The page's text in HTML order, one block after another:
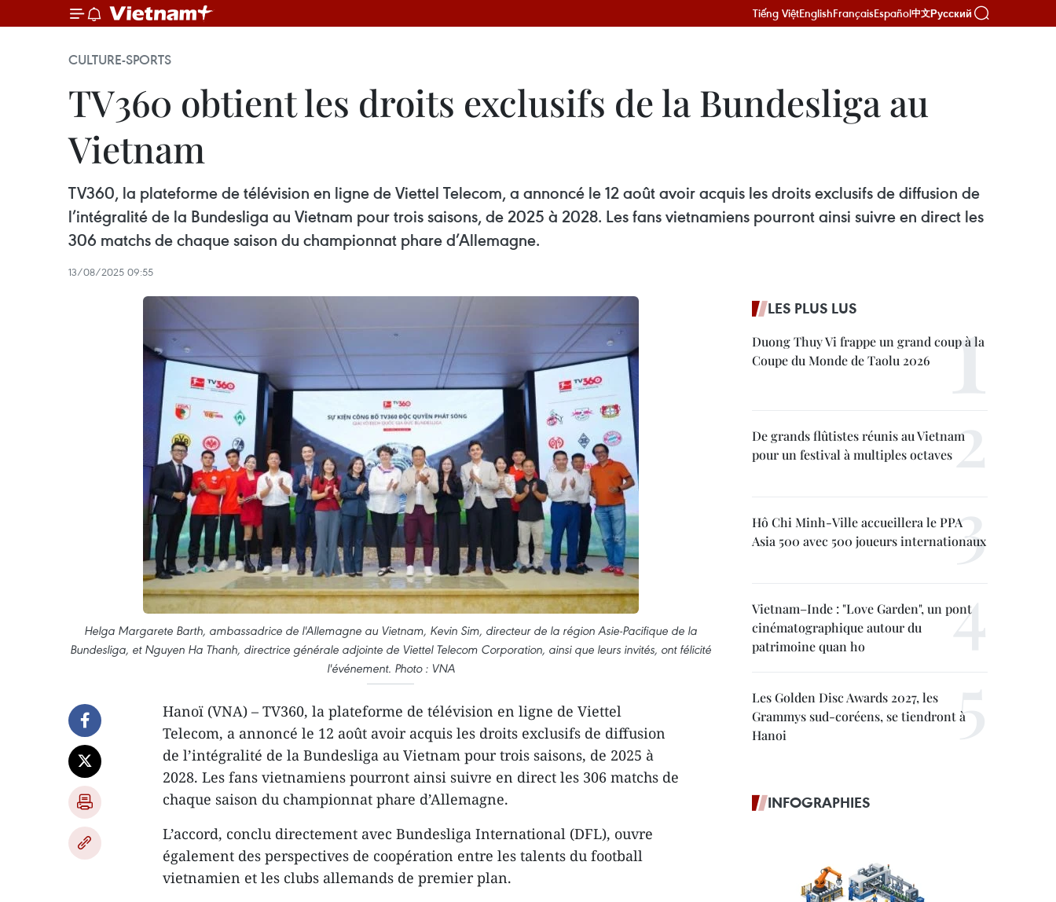
Tiếng ViệtEnglishFrançaisEspañol中文Русский
CULTURE-SPORTS
TV360 obtient les droits exclusifs de la Bundesliga au
Vietnam
TV360, la plateforme de télévision en ligne de Viettel Telecom, a annoncé le 12 août avoir acquis les droits exclusifs de diffusion de
l’intégralité de la Bundesliga au Vietnam pour trois saisons, de 2025 à 2028. Les fans vietnamiens pourront ainsi suivre en direct les
306 matchs de chaque saison du championnat phare d’Allemagne.
13/08/2025 09:55
Helga Margarete Barth, ambassadrice de l'Allemagne au Vietnam, Kevin Sim, directeur de la région Asie-Pacifique de la
Bundesliga, et Nguyen Ha Thanh, directrice générale adjointe de Viettel Telecom Corporation, ainsi que leurs invités, ont félicité
l'événement. Photo : VNA
Hanoï (VNA) – TV360, la plateforme de télévision en ligne de Viettel
Telecom, a annoncé le 12 août avoir acquis les droits exclusifs de diffusion
de l’intégralité de la Bundesliga au Vietnam pour trois saisons, de 2025 à
2028. Les fans vietnamiens pourront ainsi suivre en direct les 306 matchs de
chaque saison du championnat phare d’Allemagne.
L’accord, conclu directement avec Bundesliga International (DFL), ouvre
également des perspectives de coopération entre les talents du football
vietnamien et les clubs allemands de premier plan.
LES PLUS LUS
Duong Thuy Vi frappe un grand coup à la
Coupe du Monde de Taolu 2026
De grands flûtistes réunis au Vietnam
pour un festival à multiples octaves
Hô Chi Minh-Ville accueillera le PPA
Asia 500 avec 500 joueurs internationaux
Vietnam–Inde : "Love Garden", un pont
cinématographique autour du
patrimoine quan ho
Les Golden Disc Awards 2027, les
Grammys sud-coréens, se tiendront à
Hanoi
INFOGRAPHIES